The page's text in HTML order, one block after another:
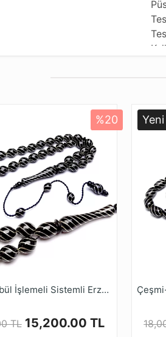
Yöremiz Erzurum Oltu
Doğal Fosil yapısına
İlçenin isminden alan
kullanılmaktadır.
de 3213 sayılı maden kanununda
rağmen Hava ile temas edince
fosil taştır.
Pozitif düşünmenize,
günümüze gelen Tesbih
el işçiliği ile özenle
el emeği göz nuru işçiliği ile
%20
Çeşmi-bülbül İşlemeli Sistemli Erzurum Oltu Tesbihi
TL 15,200.00 TL
Yeni